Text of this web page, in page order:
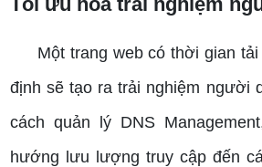
Một trang web có thời gian
định sẽ tạo ra trải nghiệm người
cách quản lý DNS
hướng lưu lượng truy cập đến